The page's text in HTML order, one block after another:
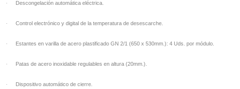
· Descongelación automática eléctrica.
· Control electrónico y digital de la temperatura de desescarche.
· Estantes en varilla de acero plastificado GN 2/1 (650 x 530mm.): 4 Uds. por módulo.
· Patas de acero inoxidable regulables en altura (20mm.).
· Dispositivo automático de cierre.